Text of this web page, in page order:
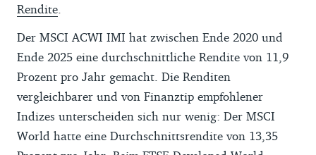
Rendite
Der MSCI ACWI IMI hat zwischen Ende 2020 und
Ende 2025 eine durchschnittliche Rendite von 11,9
Prozent pro Jahr gemacht. Die Renditen
vergleichbarer und von Finanztip empfohlener
Indizes unterscheiden sich nur wenig: Der MSCI
World hatte eine Durchschnittsrendite von 13,35